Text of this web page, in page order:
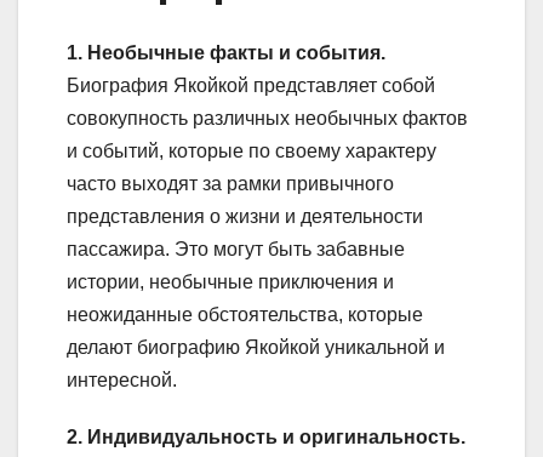
1. Необычные факты и события.
Биография Якойкой представляет собой
совокупность различных необычных фактов
и событий, которые по своему характеру
часто выходят за рамки привычного
представления о жизни и деятельности
пассажира. Это могут быть забавные
истории, необычные приключения и
неожиданные обстоятельства, которые
делают биографию Якойкой уникальной и
интересной.
2. Индивидуальность и оригинальность.